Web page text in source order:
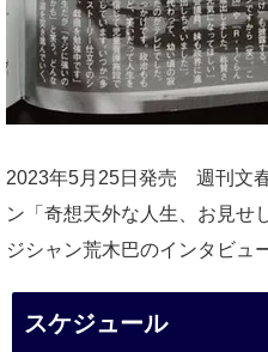
2023年5月25日発売 週刊文
ン「奇想天外な人生、お見せ
ジシャン荒木巴のインタビュ
スケジュール